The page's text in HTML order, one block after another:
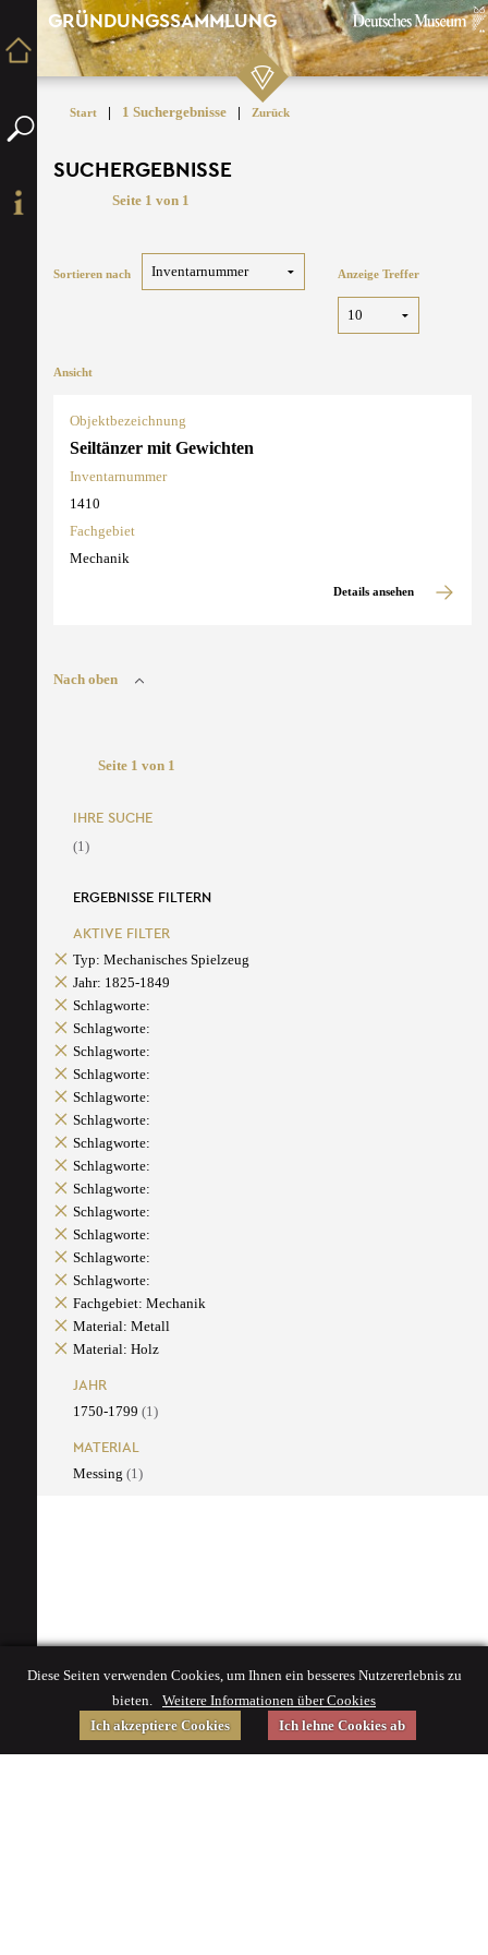
GRÜNDUNGSSAMMLUNG
Start | 1 Suchergebnisse | Zurück
SUCHERGEBNISSE
Seite 1 von 1
Sortieren nach Anzeige Treffer
Ansicht
Objektbezeichnung
Seiltänzer mit Gewichten
Inventarnummer
1410
Fachgebiet
Mechanik
Details ansehen
Nach oben
Seite 1 von 1
IHRE SUCHE
(1)
ERGEBNISSE FILTERN
AKTIVE FILTER
Typ: Mechanisches Spielzeug
Jahr: 1825-1849
Schlagworte:
Schlagworte:
Schlagworte:
Schlagworte:
Schlagworte:
Schlagworte:
Schlagworte:
Schlagworte:
Schlagworte:
Schlagworte:
Schlagworte:
Schlagworte:
Schlagworte:
Fachgebiet: Mechanik
Material: Metall
Material: Holz
JAHR
1750-1799 (1)
MATERIAL
Messing (1)
Diese Seiten verwenden Cookies, um Ihnen ein besseres Nutzererlebnis zu
bieten. Weitere Informationen über Cookies
Ich akzeptiere Cookies
Ich lehne Cookies ab